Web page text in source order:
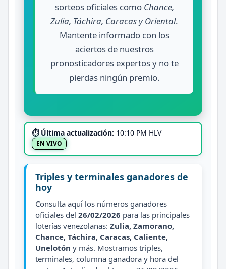
sorteos oficiales como Chance,
Zulia, Táchira, Caracas y Oriental.
Mantente informado con los
aciertos de nuestros
pronosticadores expertos y no te
pierdas ningún premio.
⏱ Última actualización: 10:10 PM HLV
EN VIVO
Triples y terminales ganadores de
hoy
Consulta aquí los números ganadores
oficiales del 26/02/2026 para las principales
loterías venezolanas: Zulia, Zamorano,
Chance, Táchira, Caracas, Caliente,
Unelotón y más. Mostramos triples,
terminales, columna ganadora y hora del